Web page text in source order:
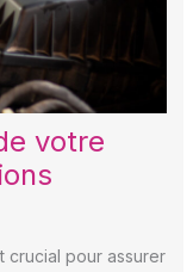
votre
crucial pour assurer